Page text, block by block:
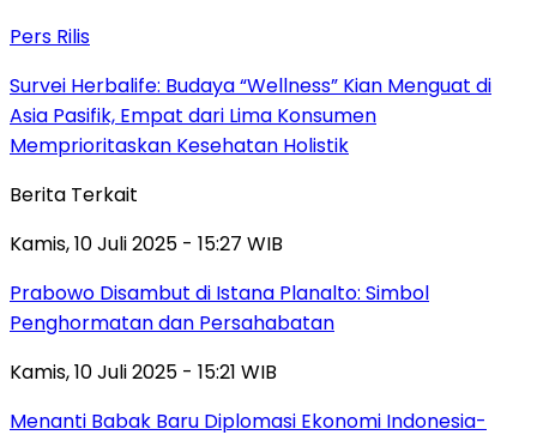
Pers Rilis
Survei Herbalife: Budaya “Wellness” Kian Menguat di
Asia Pasifik, Empat dari Lima Konsumen
Memprioritaskan Kesehatan Holistik
Berita Terkait
Kamis, 10 Juli 2025 - 15:27 WIB
Prabowo Disambut di Istana Planalto: Simbol
Penghormatan dan Persahabatan
Kamis, 10 Juli 2025 - 15:21 WIB
Menanti Babak Baru Diplomasi Ekonomi Indonesia-